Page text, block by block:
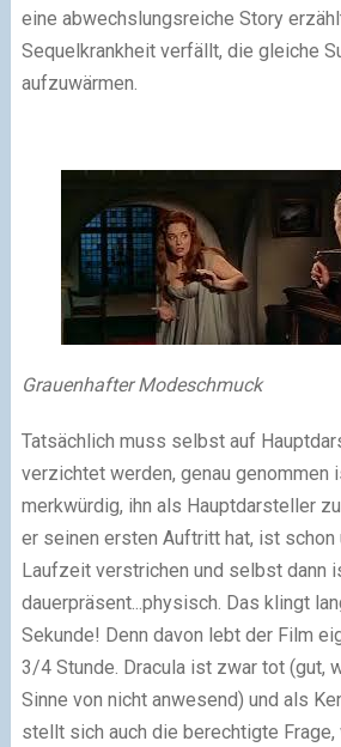
eine abwechslungsreiche Story
Sequelkrankheit verfällt, die gleiche
aufzuwärmen.
Grauenhafter Modeschmuck
Tatsächlich muss selbst auf
verzichtet werden, genau genommen
merkwürdig, ihn als Hauptdarsteller
er seinen ersten Auftritt hat, ist
Laufzeit verstrichen und selbst dann
dauerpräsent...physisch. Das klingt
Sekunde! Denn davon lebt der Film
3/4 Stunde. Dracula ist zwar tot (gut,
Sinne von nicht anwesend) und als
stellt sich auch die berechtigte